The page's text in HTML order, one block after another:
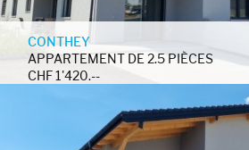
CONTHEY
APPARTEMENT DE 2.5 PIÈCES
CHF 1'420.--